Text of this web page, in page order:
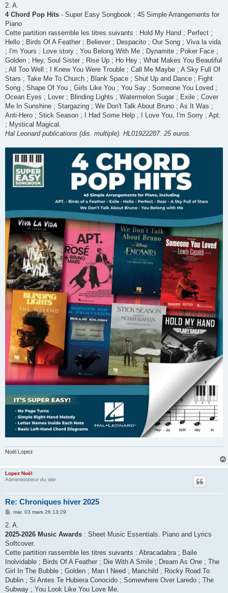
s
a
g
2. A.
4 Chord Pop Hits - Super Easy Songbook : 45 Simple Arrangements for
Piano
Cette partition rassemble les titres suivants : Hold My Hand ; Perfect ;
Hello ; Birds Of A Feather ; Believer ; Despacito ; Our Song ; Viva la vida
; I'm Yours ; Love story ; You Belong With Me ; Dynamite ; Poker Face ;
Golden ; Hey, Soul Sister ; Rise Up ; Ho Hey ; What Makes You Beautiful
; All Too Well ; I Knew You Were Trouble ; Call Me Maybe ; A Sky Full Of
Stars ; Take Me To Church ; Blank Space ; Shut Up and Dance ; Fight
Song ; Shape Of You ; Girls Like You ; You Say ; Someone You Loved ;
Ocean Eyes ; Lover ; Blinding Lights ; Watermelon Sugar ; Exile ; Cover
Me In Sunshine ; Stargazing ; We Don't Talk About Bruno ; As It Was ;
Anti-Hero ; Stick Season ; I Had Some Help ; I Love You, I'm Sorry ; Apt.
; Mystical Magical.
Hal Leonard publications (dis. multiple). HL01922287. 25 euros.
Noël Lopez
Lopez Noël
Administrateur du site
Re: Chroniques hiver 2025
M
s
a
g
mar. 03 mars 26 13:29
2. A.
2025-2026 Music Awards : Sheet Music Essentials. Piano and Lyrics
Softcover.
Cette partition rassemble les titres suivants : Abracadabra ; Baile
Inolvidable ; Birds Of A Feather ; Die With A Smile ; Dream As One ; The
Girl In The Bubble ; Golden ; Man I Need ; Manchild ; Rocky Road To
Dublin ; Si Antes Te Hubiera Conocido ; Somewhere Over Laredo ; The
Subway ; You Look Like You Love Me.